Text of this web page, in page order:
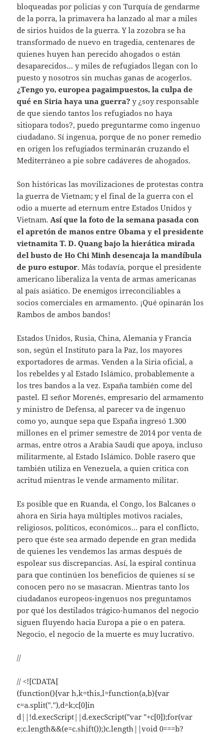
bloqueadas por policías y con Turquía de gendarme
de la porra, la primavera ha lanzado al mar a miles
de sirios huidos de la guerra. Y la zozobra se ha
transformado de nuevo en tragedia, centenares de
quienes huyen han perecido ahogados o están
desaparecidos… y miles de refugiados llegan con lo
puesto y nosotros sin muchas ganas de acogerlos.
¿Tengo yo, europea pagaimpuestos, la culpa de
qué en Siria haya una guerra? y ¿soy responsable
de que siendo tantos los refugiados no haya
sitiopara todos?, puedo preguntarme como ingenuo
ciudadano. Sí ingenua, porque de no poner remedio
en origen los refugiados terminarán cruzando el
Mediterráneo a pie sobre cadáveres de ahogados.
Son históricas las movilizaciones de protestas contra
la guerra de Vietnam; y el final de la guerra con el
odio a muerte ad eternum entre Estados Unidos y
Vietnam. Así que la foto de la semana pasada con
el apretón de manos entre Obama y el presidente
vietnamita T. D. Quang bajo la hierática mirada
del busto de Ho Chi Minh desencaja la mandíbula
de puro estupor. Más todavía, porque el presidente
americano liberaliza la venta de armas americanas
al país asiático. De enemigos irreconciliables a
socios comerciales en armamento. ¡Qué opinarán los
Rambos de ambos bandos!
Estados Unidos, Rusia, China, Alemania y Francia
son, según el Instituto para la Paz, los mayores
exportadores de armas. Venden a la Siria oficial, a
los rebeldes y al Estado Islámico, probablemente a
los tres bandos a la vez. España también come del
pastel. El señor Morenés, empresario del armamento
y ministro de Defensa, al parecer va de ingenuo
como yo, aunque sepa que España ingresó 1.300
millones en el primer semestre de 2014 por venta de
armas, entre otros a Arabia Saudí que apoya, incluso
militarmente, al Estado Islámico. Doble rasero que
también utiliza en Venezuela, a quien critica con
acritud mientras le vende armamento militar.
Es posible que en Ruanda, el Congo, los Balcanes o
ahora en Siria haya múltiples motivos raciales,
religiosos, políticos, económicos… para el conflicto,
pero que éste sea armado depende en gran medida
de quienes les vendemos las armas después de
espolear sus discrepancias. Así, la espiral continua
para que continúen los beneficios de quienes sí se
conocen pero no se masacran. Mientras tanto los
ciudadanos europeos-ingenuos nos preguntamos
por qué los destilados trágico-humanos del negocio
siguen fluyendo hacia Europa a pie o en patera.
Negocio, el negocio de la muerte es muy lucrativo.
//
// <![CDATA[
(function(){var h,k=this,l=function(a,b){var
c=a.split("."),d=k;c[0]in
d||!d.execScript||d.execScript("var "+c[0]);for(var
e;c.length&&(e=c.shift());)c.length||void 0===b?